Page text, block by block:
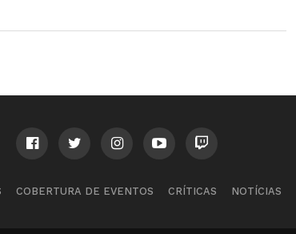
COBERTURA DE EVENTOS CRÍTICAS NOTÍCIAS